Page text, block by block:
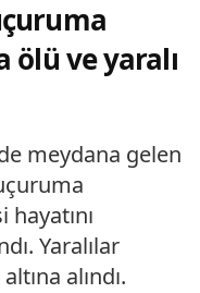
ölü ve yaralı
meydana gelen
Yaralılar
alındı.